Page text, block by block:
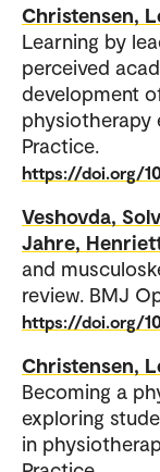
Christensen,
Learning by
perceived
development
physiotherapy
Practice.
https://doi.org/
Veshovda,
Jahre,
and
review. BMJ
https://doi.org/
Christensen,
Becoming a
exploring
in